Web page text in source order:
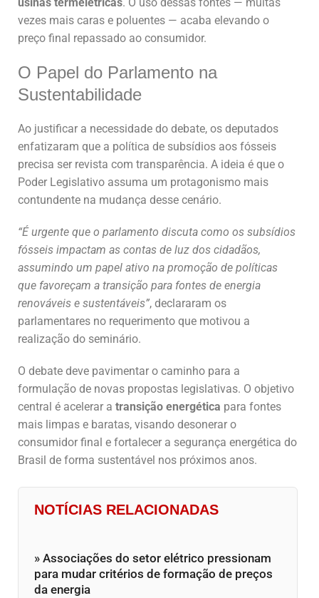
usinas termelétricas. O uso dessas fontes — muitas
vezes mais caras e poluentes — acaba elevando o
preço final repassado ao consumidor.
O Papel do Parlamento na
Sustentabilidade
Ao justificar a necessidade do debate, os deputados
enfatizaram que a política de subsídios aos fósseis
precisa ser revista com transparência. A ideia é que o
Poder Legislativo assuma um protagonismo mais
contundente na mudança desse cenário.
“É urgente que o parlamento discuta como os subsídios
fósseis impactam as contas de luz dos cidadãos,
assumindo um papel ativo na promoção de políticas
que favoreçam a transição para fontes de energia
renováveis e sustentáveis”, declararam os
parlamentares no requerimento que motivou a
realização do seminário.
O debate deve pavimentar o caminho para a
formulação de novas propostas legislativas. O objetivo
central é acelerar a transição energética para fontes
mais limpas e baratas, visando desonerar o
consumidor final e fortalecer a segurança energética do
Brasil de forma sustentável nos próximos anos.
NOTÍCIAS RELACIONADAS
» Associações do setor elétrico pressionam
para mudar critérios de formação de preços
da energia